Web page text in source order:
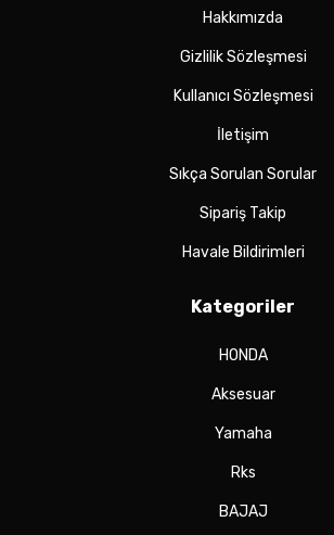
Hakkımızda
Gizlilik Sözleşmesi
Kullanıcı Sözleşmesi
İletişim
Sıkça Sorulan Sorular
Sipariş Takip
Havale Bildirimleri
Kategoriler
HONDA
Aksesuar
Yamaha
Rks
BAJAJ